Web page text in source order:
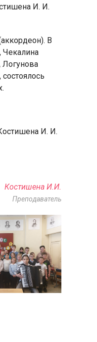
И. И.
В
Чекалина
Логунова
И. И.
Костишена И.И.
Преподаватель